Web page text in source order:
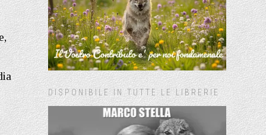
DISPONIBILE IN TUTTE LE LIBRERIE